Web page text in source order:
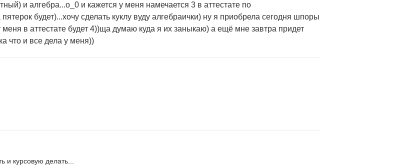
и алгебра...о_0 и кажется у меня намечается 3 в аттестате по
будет)...хочу сделать куклу вуду алгебраички) ну я приобрела сегодня шпоры
меня в аттестате будет 4))ща думаю куда я их заныкаю) а ещё мне завтра придет
что и все дела у меня))
и курсовую делать...